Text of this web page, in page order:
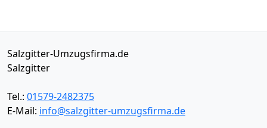
Salzgitter-Umzugsfirma.de
Salzgitter
Tel.: 01579-2482375
E-Mail: info@salzgitter-umzugsfirma.de